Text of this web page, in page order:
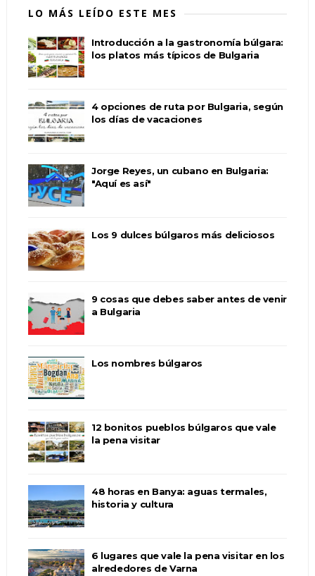
LO MÁS LEÍDO ESTE MES
Introducción a la gastronomía búlgara:
los platos más típicos de Bulgaria
4 opciones de ruta por Bulgaria, según
los días de vacaciones
Jorge Reyes, un cubano en Bulgaria:
"Aquí es así"
Los 9 dulces búlgaros más deliciosos
9 cosas que debes saber antes de venir
a Bulgaria
Los nombres búlgaros
12 bonitos pueblos búlgaros que vale
la pena visitar
48 horas en Banya: aguas termales,
historia y cultura
6 lugares que vale la pena visitar en los
alrededores de Varna